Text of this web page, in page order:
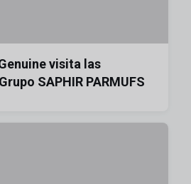
visita las
SAPHIR PARMUFS